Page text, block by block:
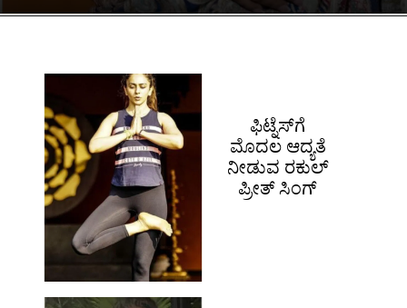
ಫಿಟ್ನೆಸ್​ಗೆ
ಮೊದಲ ಆದ್ಯತೆ
ನೀಡುವ ರಕುಲ್
ಪ್ರೀತ್ ಸಿಂಗ್